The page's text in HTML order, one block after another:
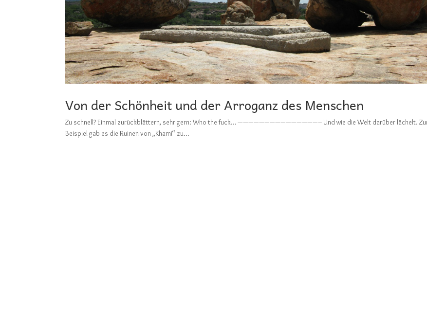
Von der Schönheit und der Arroganz des Menschen
Zu schnell? Einmal zurückblättern, sehr gern: Who the fuck… ———————————————– Und wie die Welt darüber lächelt.
Beispiel gab es die Ruinen von „Khami“ zu...